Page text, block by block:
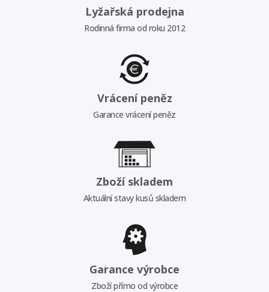
Lyžařská prodejna
Rodinná firma od roku 2012
Vrácení peněz
Garance vrácení peněz
Zboží skladem
Aktuální stavy kusů skladem
Garance výrobce
Zboží přímo od výrobce